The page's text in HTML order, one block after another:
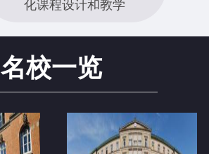
化课程设计和教学
名校一览